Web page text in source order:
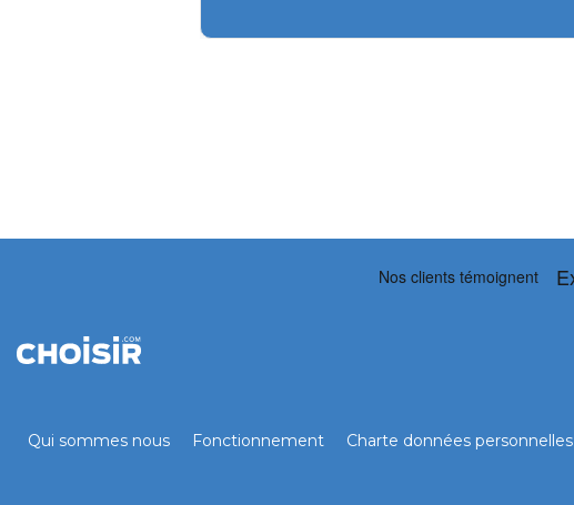
Qui sommes nous Fonctionnement Charte données personnelles